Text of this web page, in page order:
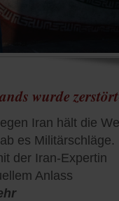
wurde
Iran hält die
es Militärschläge.
der Iran-Expertin
Anlass